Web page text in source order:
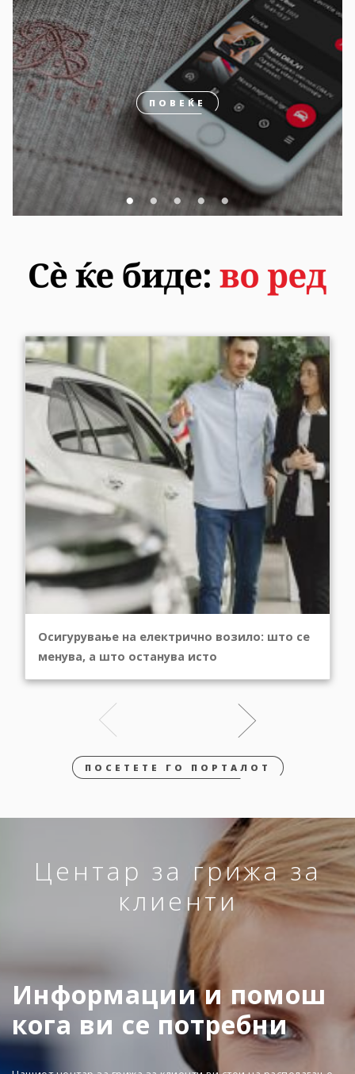
ПОВЕЌЕ
Осигурување на електрично возило: што се
менува, а што останува исто
ПОСЕТЕТЕ ГО ПОРТАЛОТ
Центар за грижа за
клиенти
Информации и помош
кога ви се потребни